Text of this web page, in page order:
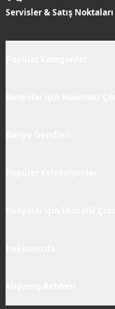
Servisler & Satış Noktaları